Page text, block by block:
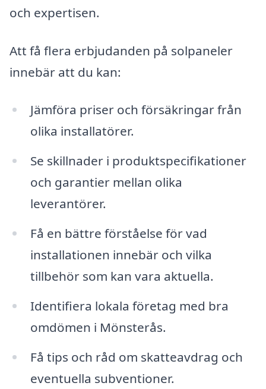
och expertisen.
Att få flera erbjudanden på solpaneler
innebär att du kan:
Jämföra priser och försäkringar från
olika installatörer.
Se skillnader i produktspecifikationer
och garantier mellan olika
leverantörer.
Få en bättre förståelse för vad
installationen innebär och vilka
tillbehör som kan vara aktuella.
Identifiera lokala företag med bra
omdömen i Mönsterås.
Få tips och råd om skatteavdrag och
eventuella subventioner.